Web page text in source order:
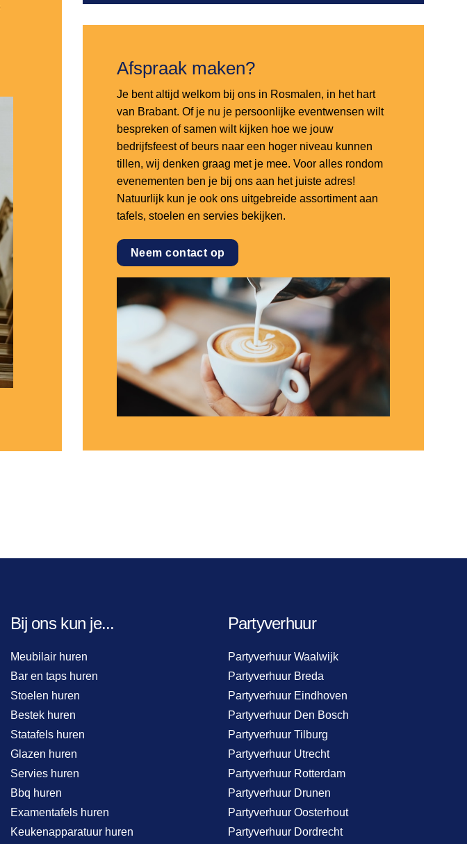
Afspraak maken?
Je bent altijd welkom bij ons in Rosmalen, in het hart
van Brabant. Of je nu je persoonlijke eventwensen wilt
bespreken of samen wilt kijken hoe we jouw
bedrijfsfeest of beurs naar een hoger niveau kunnen
tillen, wij denken graag met je mee. Voor alles rondom
evenementen ben je bij ons aan het juiste adres!
Natuurlijk kun je ook ons uitgebreide assortiment aan
tafels, stoelen en servies bekijken.
Neem contact op
Bij ons kun je...
Meubilair huren
Bar en taps huren
Stoelen huren
Bestek huren
Statafels huren
Glazen huren
Servies huren
Bbq huren
Examentafels huren
Keukenapparatuur huren
Partyverhuur
Partyverhuur Waalwijk
Partyverhuur Breda
Partyverhuur Eindhoven
Partyverhuur Den Bosch
Partyverhuur Tilburg
Partyverhuur Utrecht
Partyverhuur Rotterdam
Partyverhuur Drunen
Partyverhuur Oosterhout
Partyverhuur Dordrecht